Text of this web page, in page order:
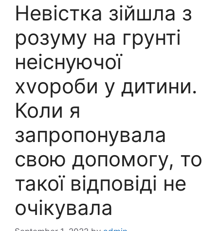
Невістка зійшла з
розуму на грунті
неіснуючої
хvороби у дитини.
Коли я
запропонувала
свою допомогу, то
такої відповіді не
очікувала